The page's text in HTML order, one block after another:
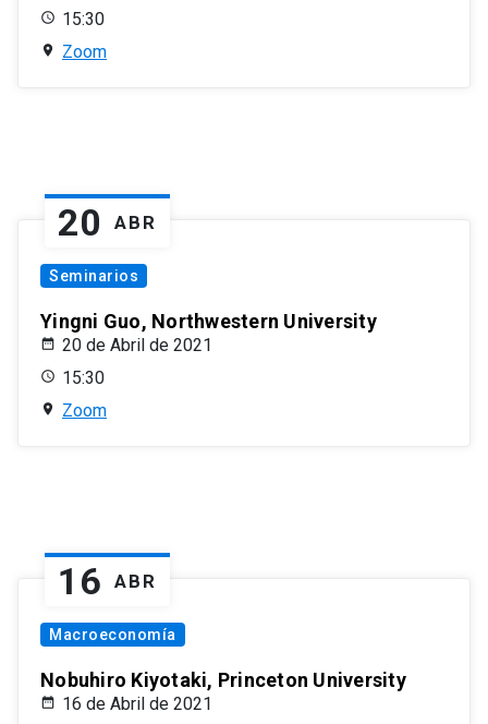
15:30
Zoom
20 ABR
Seminarios
Yingni Guo, Northwestern University
20 de Abril de 2021
15:30
Zoom
16 ABR
Macroeconomía
Nobuhiro Kiyotaki, Princeton University
16 de Abril de 2021